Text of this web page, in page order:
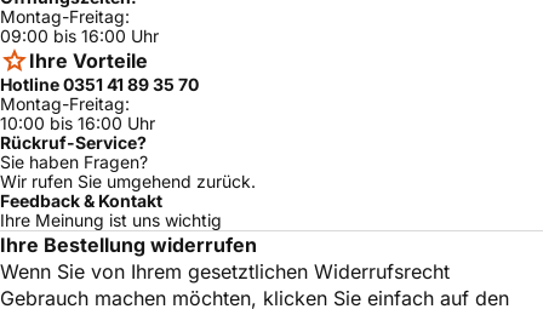
Montag-Freitag:
09:00 bis 16:00 Uhr
Ihre Vorteile
Hotline 0351 41 89 35 70
Montag-Freitag:
10:00 bis 16:00 Uhr
Rückruf-Service?
Sie haben Fragen?
Wir rufen Sie umgehend zurück.
Feedback & Kontakt
Ihre Meinung ist uns wichtig
Ihre Bestellung widerrufen
Wenn Sie von Ihrem gesetztlichen Widerrufsrecht
Gebrauch machen möchten, klicken Sie einfach auf den